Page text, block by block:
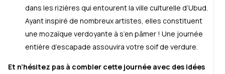
dans les rizières qui entourent la ville culturelle d’Ubud.
Ayant inspiré de nombreux artistes, elles constituent
une mozaïque verdoyante à s’en pâmer ! Une journée
entière d’escapade assouvira votre soif de verdure.
Et n’hésitez pas à combler cette journée avec des idées